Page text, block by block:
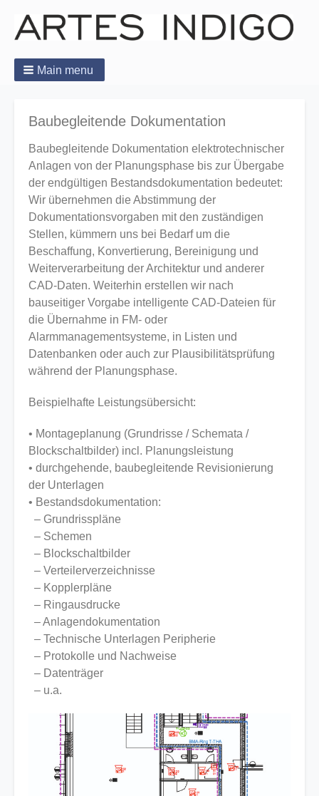
Main menu
Baubegleitende Dokumentation
Baubegleitende Dokumentation elektrotechnischer
Anlagen von der Planungsphase bis zur Übergabe
der endgültigen Bestandsdokumentation bedeutet:
Wir übernehmen die Abstimmung der
Dokumentationsvorgaben mit den zuständigen
Stellen, kümmern uns bei Bedarf um die
Beschaffung, Konvertierung, Bereinigung und
Weiterverarbeitung der Architektur und anderer
CAD-Daten. Weiterhin erstellen wir nach
bauseitiger Vorgabe intelligente CAD-Dateien für
die Übernahme in FM- oder
Alarmmanagementsysteme, in Listen und
Datenbanken oder auch zur Plausibilitätsprüfung
während der Planungsphase.
Beispielhafte Leistungsübersicht:
• Montageplanung (Grundrisse / Schemata /
Blockschaltbilder) incl. Planungsleistung
• durchgehende, baubegleitende Revisionierung
der Unterlagen
• Bestandsdokumentation:
– Grundrisspläne
– Schemen
– Blockschaltbilder
– Verteilerverzeichnisse
– Kopplerpläne
– Ringausdrucke
– Anlagendokumentation
– Technische Unterlagen Peripherie
– Protokolle und Nachweise
– Datenträger
– u.a.